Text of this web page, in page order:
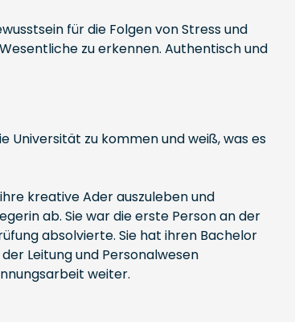
für die Folgen von Stress und
zu erkennen. Authentisch und
Universität zu kommen und weiß, was es
kreative Ader auszuleben und
ab. Sie war die erste Person an der
absolvierte. Sie hat ihren Bachelor
Leitung und Personalwesen
weiter.